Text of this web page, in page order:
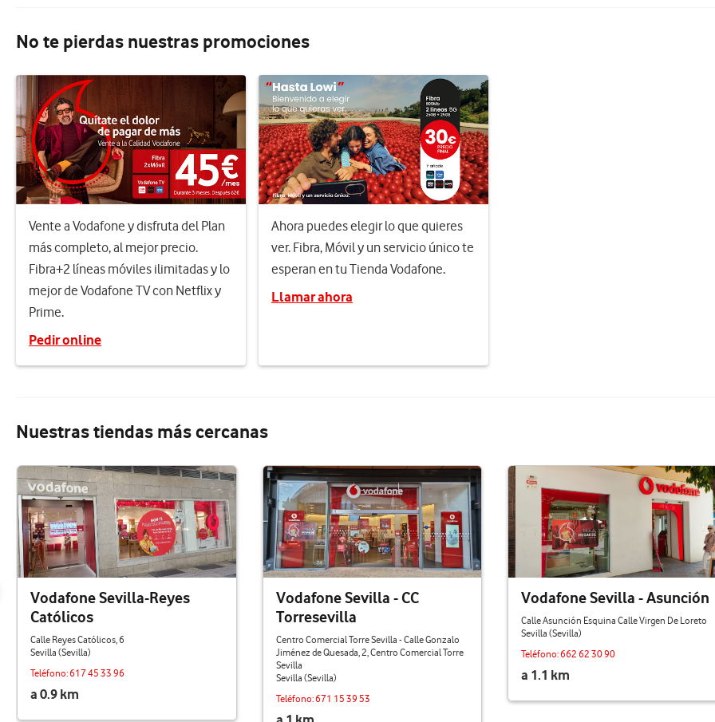
No te pierdas nuestras promociones
Vente a Vodafone y disfruta del Plan
más completo, al mejor precio.
Fibra+2 líneas móviles ilimitadas y lo
mejor de Vodafone TV con Netflix y
Prime.
Pedir online
Ahora puedes elegir lo que quieres
ver. Fibra, Móvil y un servicio único te
esperan en tu Tienda Vodafone.
Llamar ahora
Nuestras tiendas más cercanas
Vodafone Sevilla-Reyes
Católicos
Calle Reyes Católicos, 6
Sevilla (Sevilla)
Teléfono:617 45 33 96
a 0.9 km
Vodafone Sevilla - CC
Torresevilla
Centro Comercial Torre Sevilla - Calle Gonzalo
Jiménez de Quesada, 2, Centro Comercial Torre
Sevilla
Sevilla (Sevilla)
Teléfono:671 15 39 53
Vodafone Sevilla - Asunción
Calle Asunción Esquina Calle Virgen De Loreto
Sevilla (Sevilla)
Teléfono:662 62 30 90
a 1.1 km